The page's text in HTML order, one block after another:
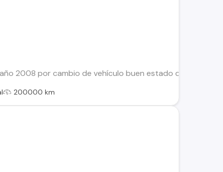
año 2008 por cambio de vehículo buen estado detalles
200000 km